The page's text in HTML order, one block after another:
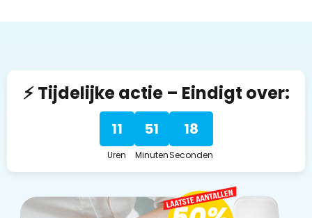
⚡ Tijdelijke actie – Eindigt over:
11
Uren
51
Minuten
17
Seconden